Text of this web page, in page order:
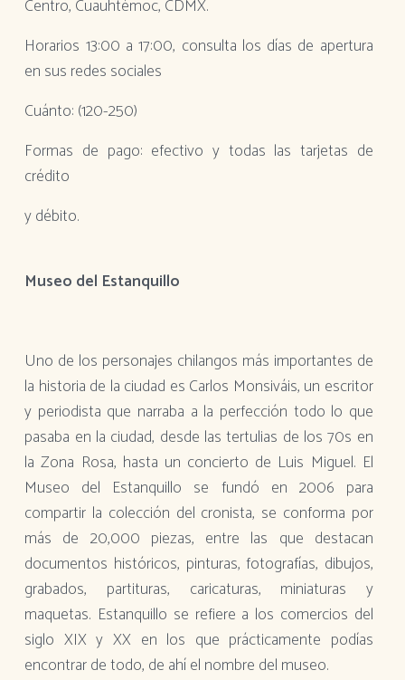
Centro, Cuauhtémoc, CDMX.
Horarios 13:00 a 17:00, consulta los días de apertura
en sus redes sociales
Cuánto: (120-250)
Formas de pago: efectivo y todas las tarjetas de
crédito
y débito.
Museo del Estanquillo
Uno de los personajes chilangos más importantes de
la historia de la ciudad es Carlos Monsiváis, un escritor
y periodista que narraba a la perfección todo lo que
pasaba en la ciudad, desde las tertulias de los 70s en
la Zona Rosa, hasta un concierto de Luis Miguel. El
Museo del Estanquillo se fundó en 2006 para
compartir la colección del cronista, se conforma por
más de 20,000 piezas, entre las que destacan
documentos históricos, pinturas, fotografías, dibujos,
grabados, partituras, caricaturas, miniaturas y
maquetas. Estanquillo se refiere a los comercios del
siglo XIX y XX en los que prácticamente podías
encontrar de todo, de ahí el nombre del museo.